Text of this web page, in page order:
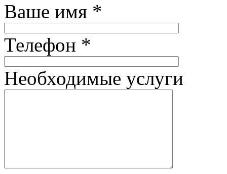
Ваше имя *
Телефон *
Необходимые услуги